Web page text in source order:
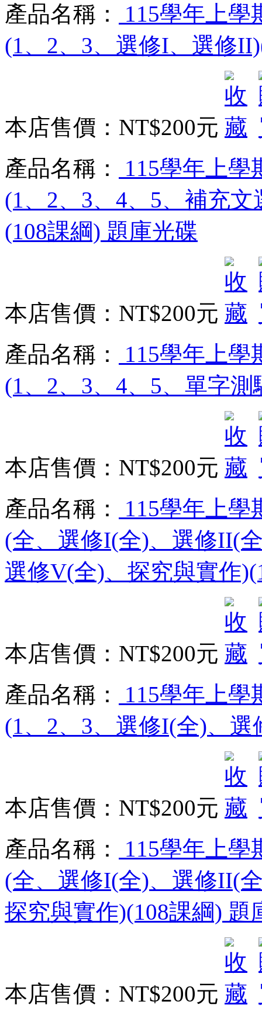
產品名稱：
115學年上學
(1、2、3、選修I、選修
本店售價： NT$200元
產品名稱：
115學年上學
(1、2、3、4、5、補充
(108課綱) 題庫光碟
本店售價： NT$200元
產品名稱：
115學年上學
(1、2、3、4、5、單字
本店售價： NT$200元
產品名稱：
115學年上學
(全、選修I(全)、選修II(
選修V(全)、探究與實作
本店售價： NT$200元
產品名稱：
115學年上學
(1、2、3、選修I(全)、
本店售價： NT$200元
產品名稱：
115學年上學
(全、選修I(全)、選修II(
探究與實作)(108課綱) 題
本店售價： NT$200元